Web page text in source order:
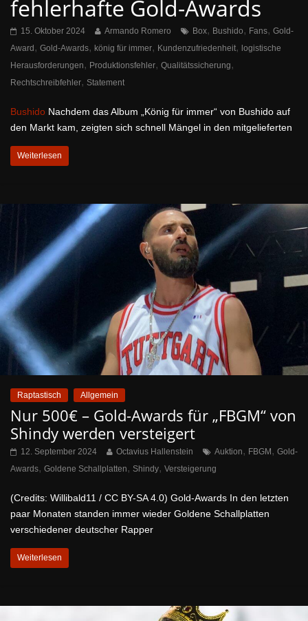
fehlerhafte Gold-Awards
15. Oktober 2024 Armando Romero Box, Bushido, Fans, Gold-
Award , Gold-Awards, könig für immer, Kundenzufriedenheit, logistische
Herausforderungen, Produktionsfehler, Qualitätssicherung,
Rechtschreibfehler, Statement
Bushido Nachdem das Album „König für immer“ von Bushido auf
den Markt kam, zeigten sich schnell Mängel in den mitgelieferten
Weiterlesen
Raptastisch Allgemein
Nur 500€ – Gold-Awards für „FBGM“ von
Shindy werden versteigert
12. September 2024 Octavius Hallenstein Auktion, FBGM , Gold-
Awards, Goldene Schallplatten, Shindy, Versteigerung
(Credits: Willibald11 / CC BY-SA 4.0) Gold-Awards In den letzten
paar Monaten standen immer wieder Goldene Schallplatten
verschiedener deutscher Rapper
Weiterlesen